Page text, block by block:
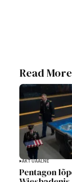
Read More
AKTUAALNE
Pentagon